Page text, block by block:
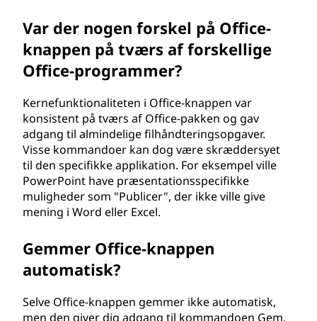
Var der nogen forskel på Office-
knappen på tværs af forskellige
Office-programmer?
Kernefunktionaliteten i Office-knappen var
konsistent på tværs af Office-pakken og gav
adgang til almindelige filhåndteringsopgaver.
Visse kommandoer kan dog være skræddersyet
til den specifikke applikation. For eksempel ville
PowerPoint have præsentationsspecifikke
muligheder som "Publicer", der ikke ville give
mening i Word eller Excel.
Gemmer Office-knappen
automatisk?
Selve Office-knappen gemmer ikke automatisk,
men den giver dig adgang til kommandoen Gem.